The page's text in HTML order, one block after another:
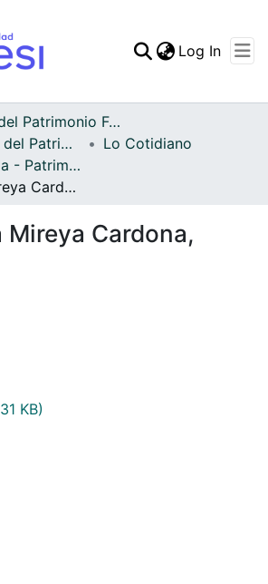
Statistics
Log In
Archivo del Patrimonio Fotográfico y Fílmico del Valle del Cauca
Fondo Archivo del Patrimonio Fotográfico y Fílmico del Valle del Cauca
Lo Cotidiano
APFFVC - Moda - Patrimonial
La señorita Mireya Cardona, Vijes 1955
Mireya Cardona,
KB)